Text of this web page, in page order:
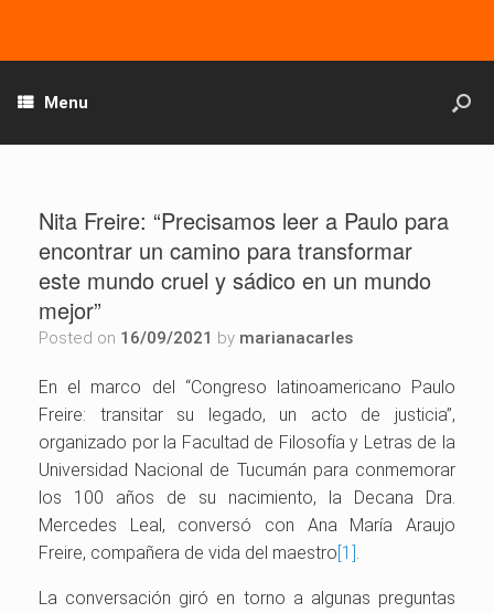
Menu
Nita Freire: “Precisamos leer a Paulo para
encontrar un camino para transformar
este mundo cruel y sádico en un mundo
mejor”
Posted on 16/09/2021 by marianacarles
En el marco del “Congreso latinoamericano Paulo
Freire: transitar su legado, un acto de justicia”,
organizado por la Facultad de Filosofía y Letras de la
Universidad Nacional de Tucumán para conmemorar
los 100 años de su nacimiento, la Decana Dra.
Mercedes Leal, conversó con Ana María Araujo
Freire, compañera de vida del maestro[1].
La conversación giró en torno a algunas preguntas